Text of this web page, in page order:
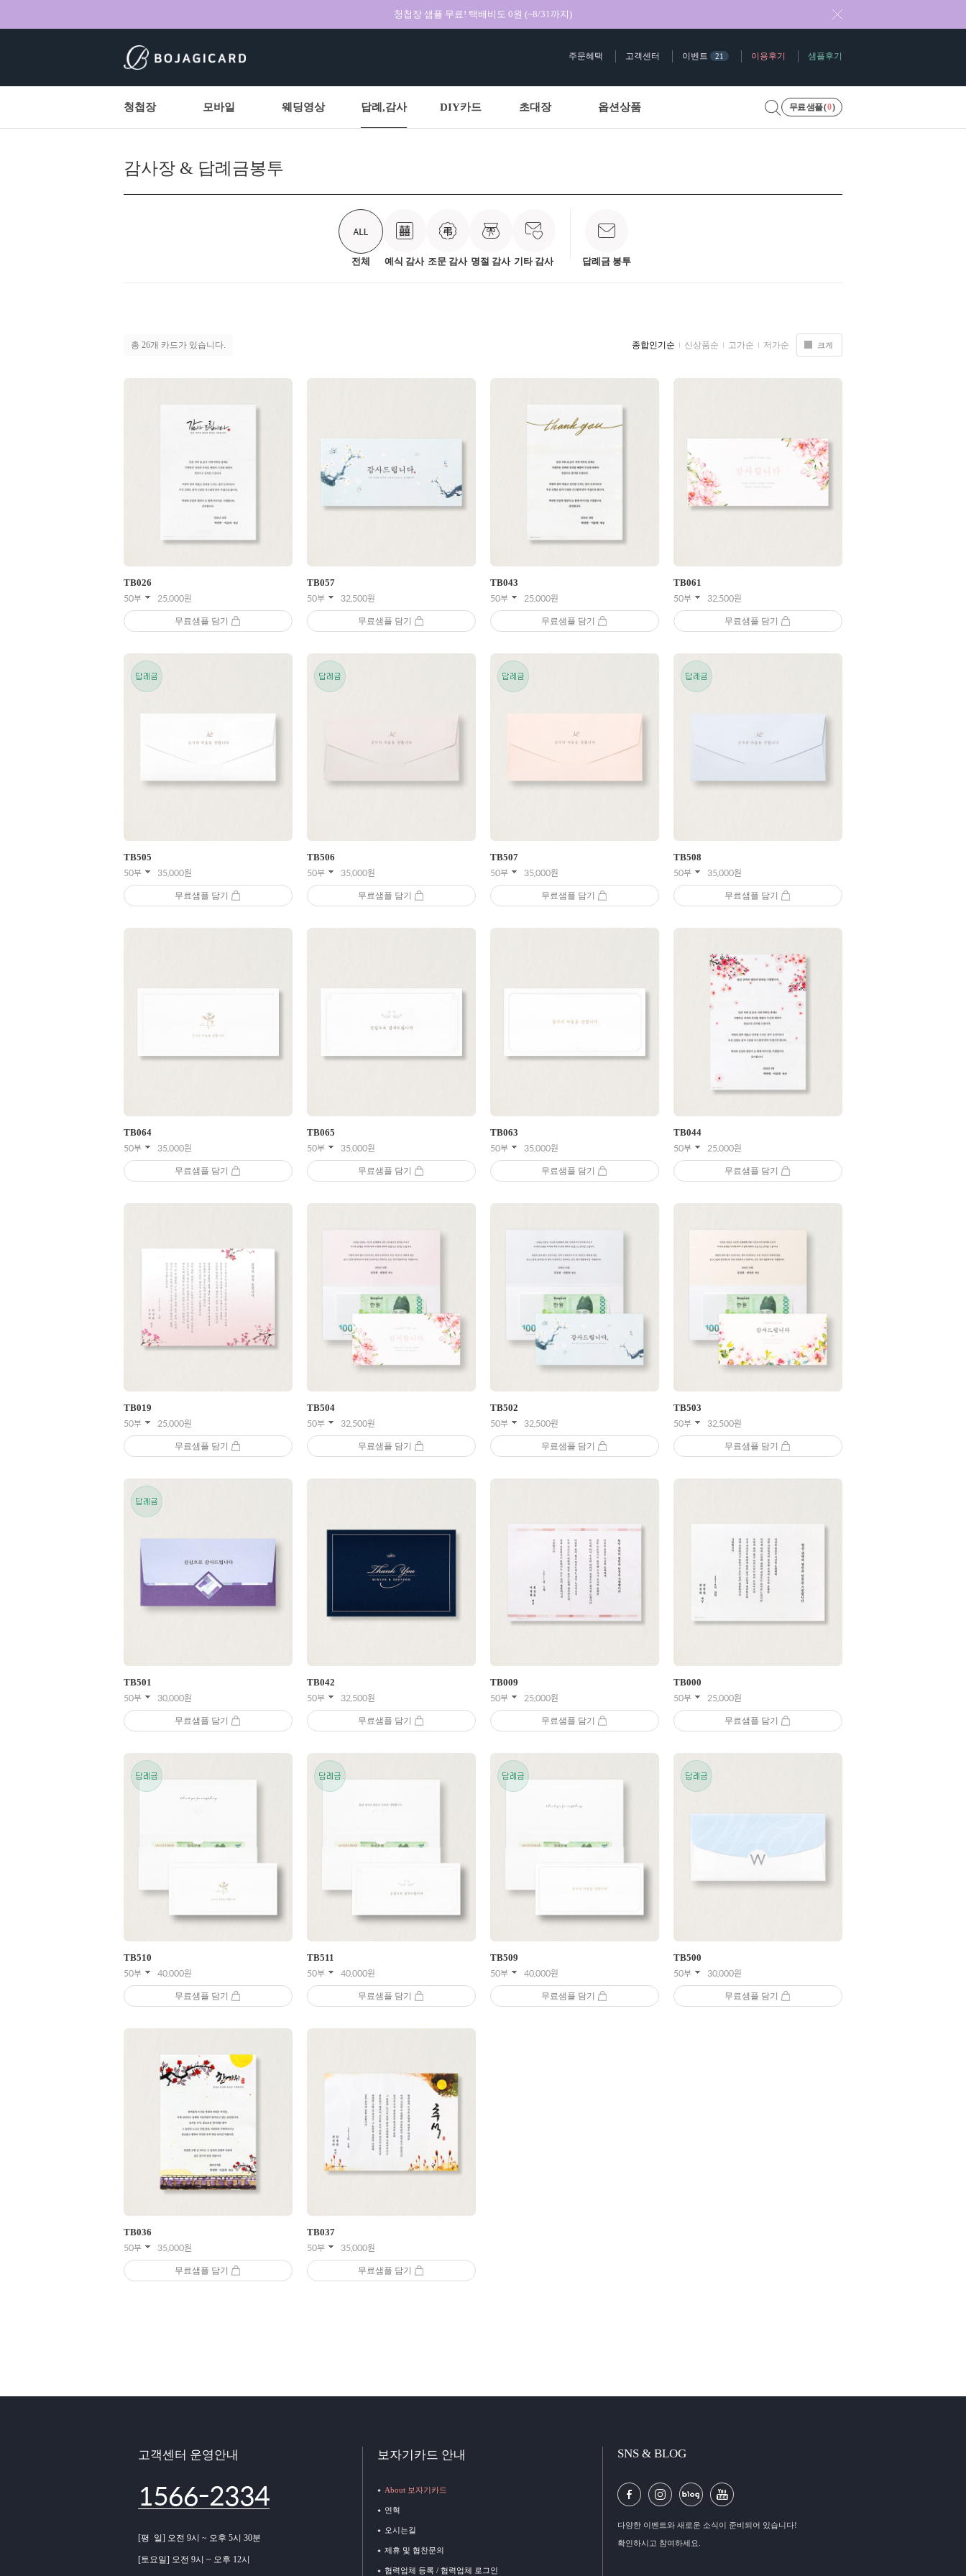
청첩장 샘플 무료! 택배비도 0원 (~8/31까지)
주문혜택 고객센터 이벤트 21 이용후기 샘플후기
청첩장 모바일 웨딩영상 답례,감사 DIY카드 초대장 옵션상품 무료 샘플 (0)
감사장 & 답례금봉투
전체 예식 감사 조문 감사 명절 감사 기타 감사 답례금 봉투
총 26개 카드가 있습니다. 종합인기순 신상품순 고가순 저가순 크게
TB026
50부 25,000원
무료샘플 담기
TB057
50부 32,500원
무료샘플 담기
TB043
50부 25,000원
무료샘플 담기
TB061
50부 32,500원
무료샘플 담기
TB505
50부 35,000원
무료샘플 담기
TB506
50부 35,000원
무료샘플 담기
TB507
50부 35,000원
무료샘플 담기
TB508
50부 35,000원
무료샘플 담기
TB064
50부 35,000원
무료샘플 담기
TB065
50부 35,000원
무료샘플 담기
TB063
50부 35,000원
무료샘플 담기
TB044
50부 25,000원
무료샘플 담기
TB019
50부 25,000원
무료샘플 담기
TB504
50부 32,500원
무료샘플 담기
TB502
50부 32,500원
무료샘플 담기
TB503
50부 32,500원
무료샘플 담기
TB501
50부 30,000원
무료샘플 담기
TB042
50부 32,500원
무료샘플 담기
TB009
50부 25,000원
무료샘플 담기
TB000
50부 25,000원
무료샘플 담기
TB510
50부 40,000원
무료샘플 담기
TB511
50부 40,000원
무료샘플 담기
TB509
50부 40,000원
무료샘플 담기
TB500
50부 30,000원
무료샘플 담기
TB036
50부 35,000원
무료샘플 담기
TB037
50부 35,000원
무료샘플 담기
고객센터 운영안내
1566-2334
[평 일] 오전 9시 ~ 오후 5시 30분
[토요일] 오전 9시 ~ 오후 12시
보자기카드 안내
About 보자기카드
연혁
오시는길
제휴 및 협찬문의
협력업체 등록 / 협력업체 로그인
SNS & BLOG
다양한 이벤트와 새로운 소식이 준비되어 있습니다!
확인하시고 참여하세요.